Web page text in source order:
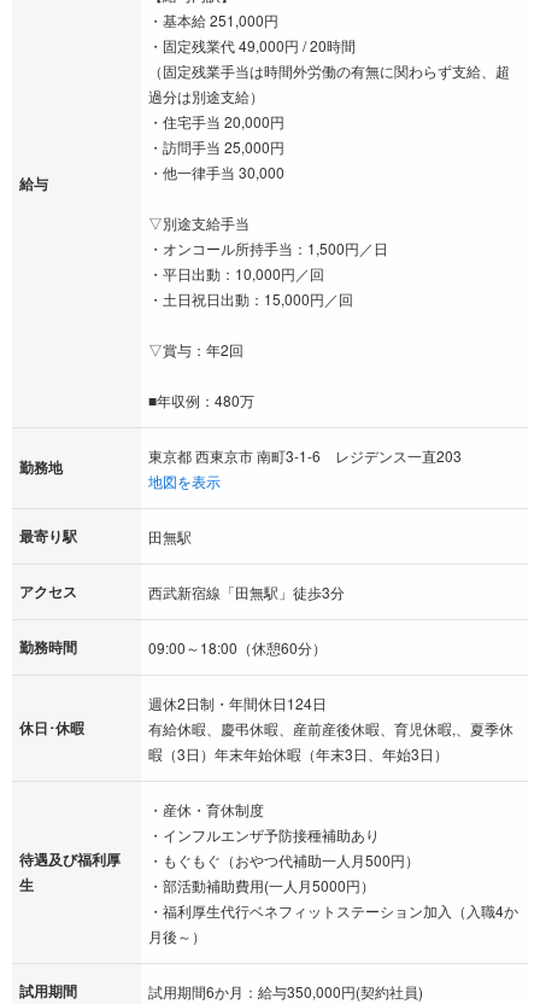
給与
・基本給 251,000円
・固定残業代 49,000円 / 20時間
（固定残業手当は時間外労働の有無に関わらず支給、超
過分は別途支給）
・住宅手当 20,000円
・訪問手当 25,000円
・他一律手当 30,000
▽別途支給手当
・オンコール所持手当：1,500円／日
・平日出動：10,000円／回
・土日祝日出動：15,000円／回
▽賞与：年2回
■年収例：480万
勤務地
東京都 西東京市 南町3-1-6 レジデンス一直203
地図を表示
最寄り駅 田無駅
アクセス 西武新宿線「田無駅」徒歩3分
勤務時間 09:00～18:00（休憩60分）
休日･休暇
週休2日制・年間休日124日
有給休暇、慶弔休暇、産前産後休暇、育児休暇,、夏季休
暇（3日）年末年始休暇（年末3日、年始3日）
待遇及び福利厚
生
・産休・育休制度
・インフルエンザ予防接種補助あり
・もぐもぐ（おやつ代補助一人月500円）
・部活動補助費用(一人月5000円）
・福利厚生代行ベネフィットステーション加入（入職4か
月後～）
試用期間 試用期間6か月：給与350,000円(契約社員)